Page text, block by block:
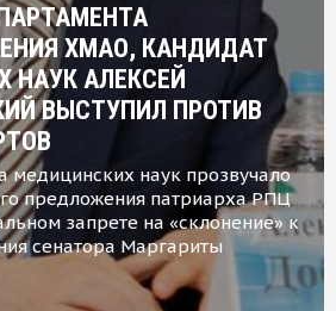
ХМАО, КАНДИДАТ
НАУК АЛЕКСЕЙ
ВЫСТУПИЛ ПРОТИВ
медицинских наук прозвучало
предложения патриарха РПЦ
запрете на «склонение» к
сенатора Маргариты